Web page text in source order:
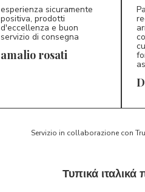
esperienza sicuramente
positiva, prodotti
d'eccellenza e buon
servizio di consegna
amalio rosati
D*
Servizio in collaborazione con